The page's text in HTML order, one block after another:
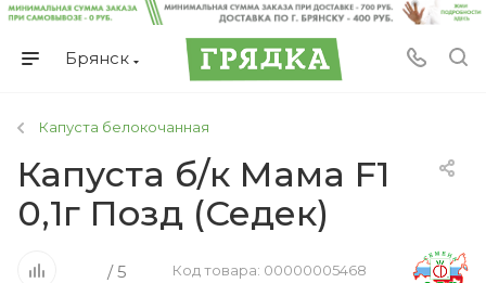
Брянск
Капуста белокочанная
Капуста б/к Мама F1
0,1г Позд (Седек)
/ 5 Код товара: 00000005468